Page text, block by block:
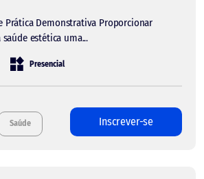
Prática Demonstrativa Proporcionar
estética uma...
Presencial
Saúde Inscrever-se